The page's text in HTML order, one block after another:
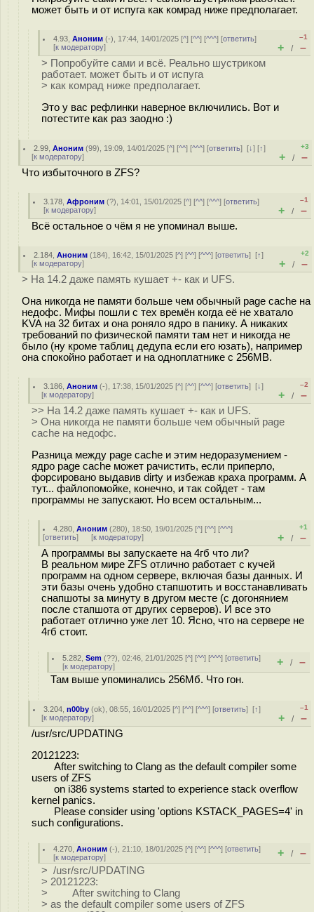
может быть и от испуга как комрад ниже предполагает.
4.93 ,Аноним (-), 17:44, 14/01/2025 [^] [^^] [^^^] [ответить]
[к модератору]
–1
+ / –
> Попробуйте сами и всё. Реально шустриком
работает. может быть и от испуга
> как комрад ниже предполагает.
Это у вас рефлинки наверное включились. Вот и
потестите как раз заодно :)
2.99 ,Аноним (99), 19:09, 14/01/2025 [^] [^^] [^^^] [ответить][↓] [↑]
[к модератору]
+3
+ / –
Что избыточного в ZFS?
3.178 ,Афроним (?), 14:01, 15/01/2025 [^] [^^] [^^^] [ответить]
[к модератору]
–1
+ / –
Всё остальное о чём я не упоминал выше.
2.184 ,Аноним (184), 16:42, 15/01/2025 [^] [^^] [^^^] [ответить][↑]
[к модератору]
+2
+ / –
> На 14.2 даже память кушает +- как и UFS.
Она никогда не памяти больше чем обычный page cache на
недофс. Мифы пошли с тех времён когда её не хватало
KVA на 32 битах и она роняло ядро в панику. А никаких
требований по физической памяти там нет и никогда не
было (ну кроме таблиц дедупа если его юзать), например
она спокойно работает и на одноплатнике с 256MB.
3.186 ,Аноним (-), 17:38, 15/01/2025 [^] [^^] [^^^] [ответить][↓]
[к модератору]
–2
+ / –
>> На 14.2 даже память кушает +- как и UFS.
> Она никогда не памяти больше чем обычный page
cache на недофс.
Разница между page cache и этим недоразумением -
ядро page cache может рачистить, если приперло,
форсировано выдавив dirty и избежав краха программ. А
тут... файлопомойке, конечно, и так сойдет - там
программы не запускают. Но всем остальным...
4.280 ,Аноним (280), 18:50, 19/01/2025 [^] [^^] [^^^]
[ответить] [к модератору]
+1
+ / –
А программы вы запускаете на 4гб что ли?
В реальном мире ZFS отлично работает с кучей
программ на одном сервере, включая базы данных. И
эти базы очень удобно стапшотить и восстанавливать
снапшоты за минуту в другом месте (с догонянием
после стапшота от других серверов). И все это
работает отлично уже лет 10. Ясно, что на сервере не
4гб стоит.
5.282 ,Sem (??), 02:46, 21/01/2025 [^] [^^] [^^^] [ответить]
[к модератору] + / –
Там выше упоминались 256Мб. Что гон.
3.204 ,n00by (ok), 08:55, 16/01/2025 [^] [^^] [^^^] [ответить][↑]
[к модератору]
–1
+ / –
/usr/src/UPDATING
20121223:
After switching to Clang as the default compiler some
users of ZFS
on i386 systems started to experience stack overflow
kernel panics.
Please consider using 'options KSTACK_PAGES=4' in
such configurations.
4.270 ,Аноним (-), 21:10, 18/01/2025 [^] [^^] [^^^] [ответить]
[к модератору] + / –
> /usr/src/UPDATING
> 20121223:
> After switching to Clang
> as the default compiler some users of ZFS